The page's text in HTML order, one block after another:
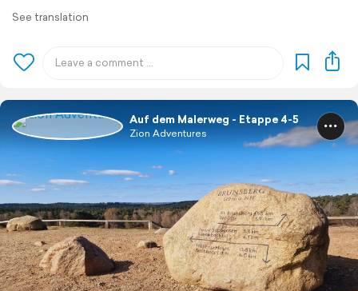
See translation
Auf dem Malerweg - Etappe 4-5
Zion Adventures